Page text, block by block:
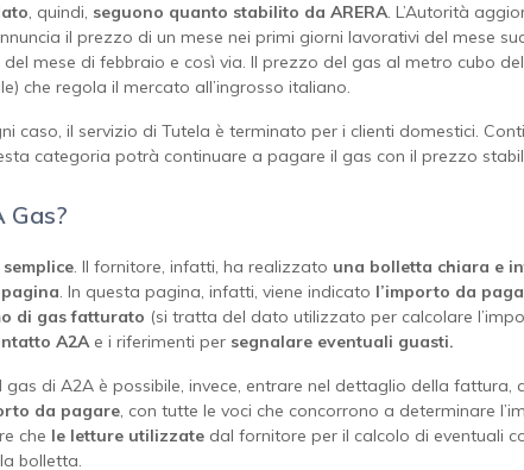
, quindi, seguono quanto stabilito da ARERA. L’Autorità
il prezzo di un mese nei primi giorni lavorativi del mese
mese di febbraio e così via. Il prezzo del gas al metro cubo
che regola il mercato all’ingrosso italiano.
caso, il servizio di Tutela è terminato per i clienti domestici.
categoria potrà continuare a pagare il gas con il prezzo
Gas?
. Il fornitore, infatti, ha realizzato una bolletta chiara e
pagina. In questa pagina, infatti, viene indicato l’importo da
di gas fatturato (si tratta del dato utilizzato per calcolare
A2Ae i riferimenti per segnalare eventuali guasti.
gas di A2A è possibile, invece, entrare nel dettaglio della fattura,
da pagare, con tutte le voci che concorrono a determinare
che le letture utilizzate dal fornitore per il calcolo di eventuali
bolletta.